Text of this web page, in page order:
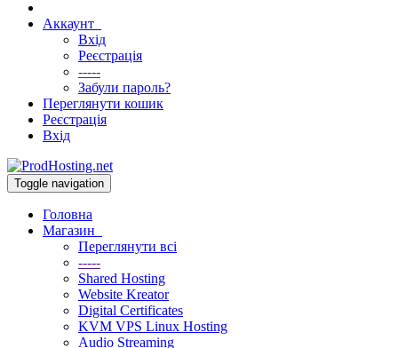
Аккаунт
Вхід
Реєстрація
-----
Забули пароль?
Переглянути кошик
Реєстрація
Вхід
Toggle navigation
Головна
Магазин
Переглянути всі
-----
Shared Hosting
Website Kreator
Digital Certificates
KVM VPS Linux Hosting
Audio Streaming